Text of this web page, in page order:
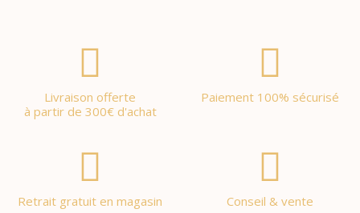
Livraison offerte
à partir de 300€ d'achat
Paiement 100% sécurisé
Retrait gratuit en magasin Conseil & vente